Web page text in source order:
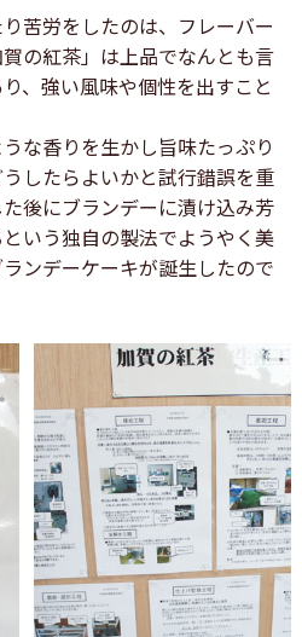
苦労をしたのは、フレーバー
の紅茶」は上品でなんとも言
、強い風味や個性を出すこと
な香りを生かし旨味たっぷり
したらよいかと試行錯誤を重
後にブランデーに漬け込み芳
いう独自の製法でようやく美
ンデーケーキが誕生したので